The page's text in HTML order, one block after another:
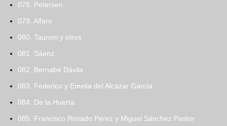
078. Petersen
079. Alfaro
080. Tauroni y otros
081. Sáenz
082. Bernabé Dávila
083. Federico y Emelia del Alcázar García
084. De la Huerta
085. Francisco Rosado Pérez y Miguel Sánchez Pastor